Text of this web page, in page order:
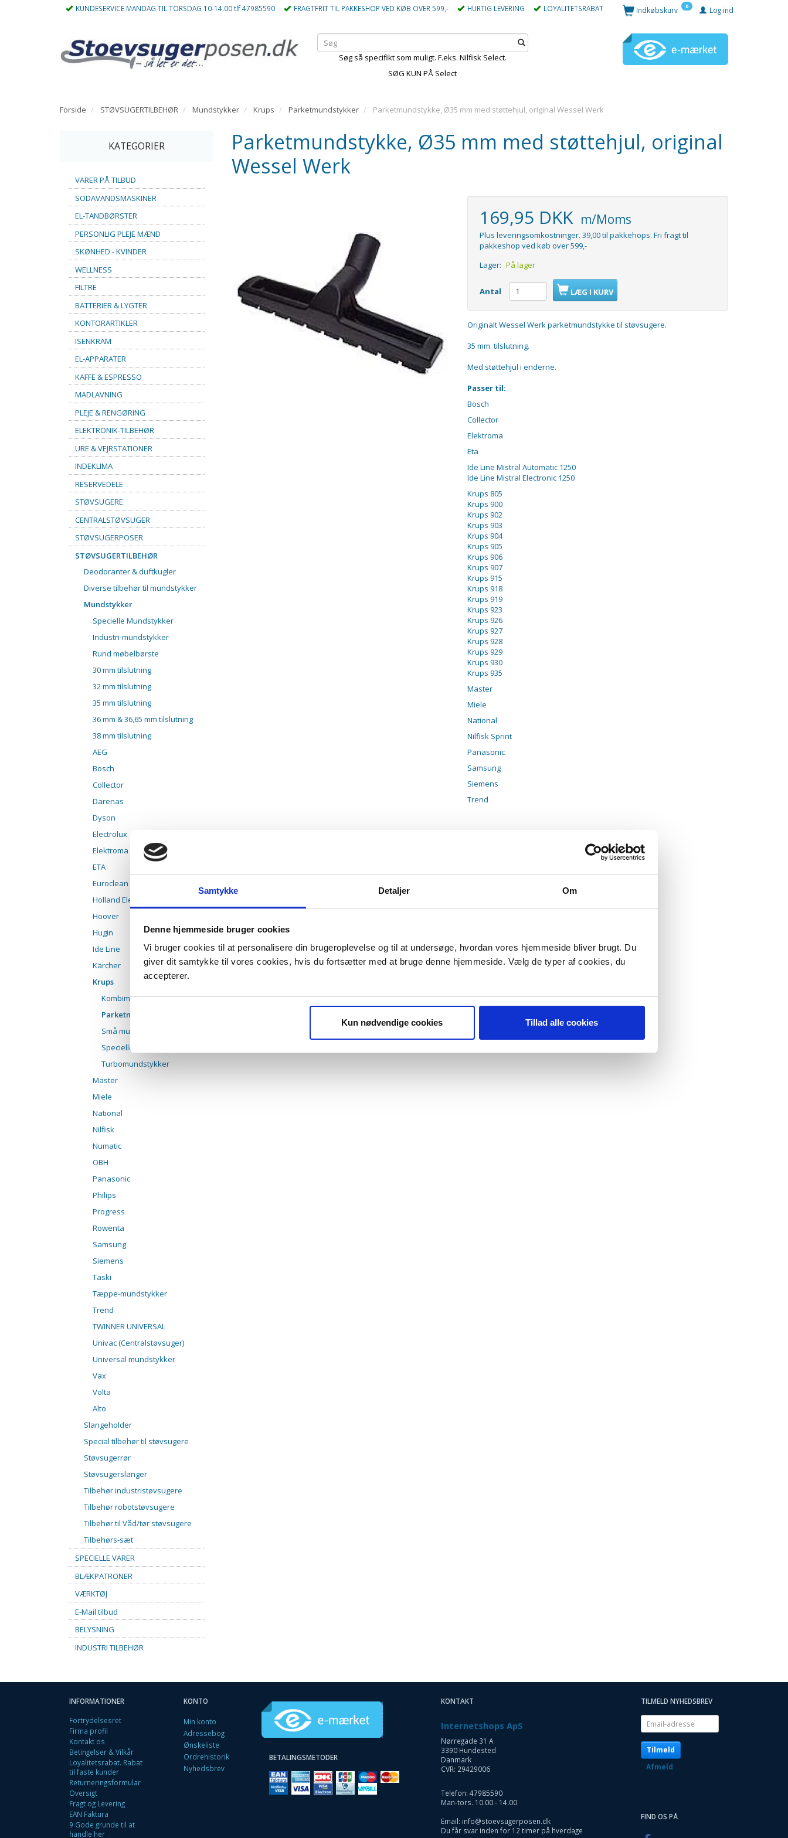
Samtykke Detaljer Om
Denne hjemmeside bruger cookies
Vi bruger cookies til at personalisere din brugeroplevelse og til at undersøge, hvordan vores hjemmeside bliver brugt. Du
giver dit samtykke til vores cookies, hvis du fortsætter med at bruge denne hjemmeside. Vælg de typer af cookies, du
accepterer.
Kun nødvendige cookies Tillad alle cookies
KUNDESERVICE MANDAG TIL TORSDAG 10-14.00 tlf 47985590 FRAGTFRIT TIL PAKKESHOP VED KØB OVER 599,- HURTIG LEVERING LOYALITETSRABAT Log ind
Indkøbskurv 0
Søg så specifikt som muligt. F.eks. Nilfisk Select.
SØG KUN PÅ Select
Forside STØVSUGERTILBEHØR Mundstykker Krups Parketmundstykker Parketmundstykke, Ø35 mm med støttehjul, original Wessel Werk
KATEGORIER
VARER PÅ TILBUD
SODAVANDSMASKINER
EL-TANDBØRSTER
PERSONLIG PLEJE MÆND
SKØNHED - KVINDER
WELLNESS
FILTRE
BATTERIER & LYGTER
KONTORARTIKLER
ISENKRAM
EL-APPARATER
KAFFE & ESPRESSO
MADLAVNING
PLEJE & RENGØRING
ELEKTRONIK-TILBEHØR
URE & VEJRSTATIONER
INDEKLIMA
RESERVEDELE
STØVSUGERE
CENTRALSTØVSUGER
STØVSUGERPOSER
STØVSUGERTILBEHØR
Deodoranter & duftkugler
Diverse tilbehør til mundstykker
Mundstykker
Specielle Mundstykker
Industri-mundstykker
Rund møbelbørste
30 mm tilslutning
32 mm tilslutning
35 mm tilslutning
36 mm & 36,65 mm tilslutning
38 mm tilslutning
AEG
Bosch
Collector
Darenas
Dyson
Electrolux
Elektroma
ETA
Euroclean
Holland Elektro
Hoover
Hugin
Ide Line
Kärcher
Krups
Kombimundstykker
Parketmundstykker
Små mundstykker
Specielle mundstykker
Turbomundstykker
Master
Miele
National
Nilfisk
Numatic
OBH
Panasonic
Philips
Progress
Rowenta
Samsung
Siemens
Taski
Tæppe-mundstykker
Trend
TWINNER UNIVERSAL
Univac (Centralstøvsuger)
Universal mundstykker
Vax
Volta
Alto
Slangeholder
Special tilbehør til støvsugere
Støvsugerrør
Støvsugerslanger
Tilbehør industristøvsugere
Tilbehør robotstøvsugere
Tilbehør til Våd/tør støvsugere
Tilbehørs-sæt
SPECIELLE VARER
BLÆKPATRONER
VÆRKTØJ
E-Mail tilbud
BELYSNING
INDUSTRI TILBEHØR
Parketmundstykke, Ø35 mm med støttehjul, original
Wessel Werk
169,95 DKK m/Moms
Plus leveringsomkostninger. 39,00 til pakkehops. Fri fragt til
pakkeshop ved køb over 599,-
Lager: På lager
Antal LÆG I KURV
Originalt Wessel Werk parketmundstykke til støvsugere.
35 mm. tilslutning.
Med støttehjul i enderne.
Passer til:
Bosch
Collector
Elektroma
Eta
Ide Line Mistral Automatic 1250
Ide Line Mistral Electronic 1250
Krups 805
Krups 900
Krups 902
Krups 903
Krups 904
Krups 905
Krups 906
Krups 907
Krups 915
Krups 918
Krups 919
Krups 923
Krups 926
Krups 927
Krups 928
Krups 929
Krups 930
Krups 935
Master
Miele
National
Nilfisk Sprint
Panasonic
Samsung
Siemens
Trend
INFORMATIONER
Fortrydelsesret
Firma profil
Kontakt os
Betingelser & Vilkår
Loyalitetsrabat. Rabat
til faste kunder
Returneringsformular
Oversigt
Fragt og Levering
EAN Faktura
9 Gode grunde til at
handle her
KONTO
Min konto
Adressebog
Ønskeliste
Ordrehistorik
Nyhedsbrev
BETALINGSMETODER
KONTAKT
Internetshops ApS
Nørregade 31 A
3390 Hundested
Danmark
CVR: 29429006
Telefon: 47985590
Man-tors. 10.00 - 14.00
Email: info@stoevsugerposen.dk
Du får svar inden for 12 timer på hverdage
TILMELD NYHEDSBREV
Email-
adresse
Tilmeld
Afmeld
FIND OS PÅ